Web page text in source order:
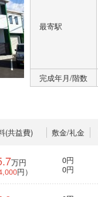
最寄駅
完成年月/階数
(共益費) 敷金/礼金
万円
円）
0円
0円